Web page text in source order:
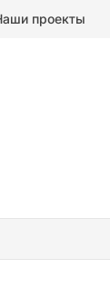
проекты